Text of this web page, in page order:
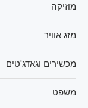
מוזיקה
מזג אוויר
מכשירים וגאדג'טים
משפט